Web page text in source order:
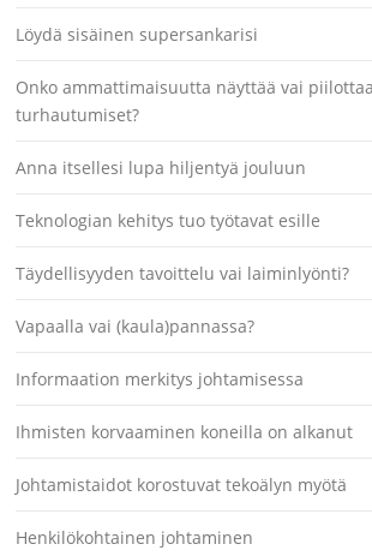
Löydä sisäinen supersankarisi
Onko ammattimaisuutta näyttää vai
turhautumiset?
Anna itsellesi lupa hiljentyä jouluun
Teknologian kehitys tuo työtavat esille
Täydellisyyden tavoittelu vai laiminlyönti?
Vapaalla vai (kaula)pannassa?
Informaation merkitys johtamisessa
Ihmisten korvaaminen koneilla on alkanut
Johtamistaidot korostuvat tekoälyn myötä
Henkilökohtainen johtaminen